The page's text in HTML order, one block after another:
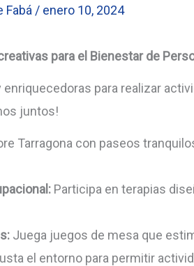
Fabá / enero 10, 2024
para el Bienestar de
para realizar
juntos!
Tarragona con paseos
Participa en terapias
Juega juegos de mesa que
el entorno para permitir